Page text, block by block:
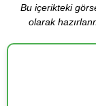
Bu içerikteki
olarak